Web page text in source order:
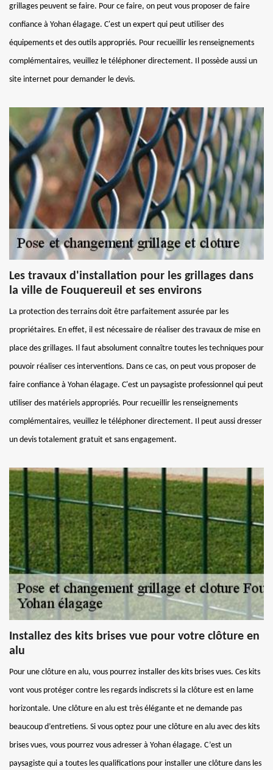
grillages peuvent se faire. Pour ce faire, on peut vous proposer de faire
confiance à Yohan élagage. C'est un expert qui peut utiliser des
équipements et des outils appropriés. Pour recueillir les renseignements
complémentaires, veuillez le téléphoner directement. Il possède aussi un
site internet pour demander le devis.
Les travaux d'installation pour les grillages dans
la ville de Fouquereuil et ses environs
La protection des terrains doit être parfaitement assurée par les
propriétaires. En effet, il est nécessaire de réaliser des travaux de mise en
place des grillages. Il faut absolument connaître toutes les techniques pour
pouvoir réaliser ces interventions. Dans ce cas, on peut vous proposer de
faire confiance à Yohan élagage. C'est un paysagiste professionnel qui peut
utiliser des matériels appropriés. Pour recueillir les renseignements
complémentaires, veuillez le téléphoner directement. Il peut aussi dresser
un devis totalement gratuit et sans engagement.
Installez des kits brises vue pour votre clôture en
alu
Pour une clôture en alu, vous pourrez installer des kits brises vues. Ces kits
vont vous protéger contre les regards indiscrets si la clôture est en lame
horizontale. Une clôture en alu est très élégante et ne demande pas
beaucoup d’entretiens. Si vous optez pour une clôture en alu avec des kits
brises vues, vous pourrez vous adresser à Yohan élagage. C’est un
paysagiste qui a toutes les qualifications pour installer une clôture dans les